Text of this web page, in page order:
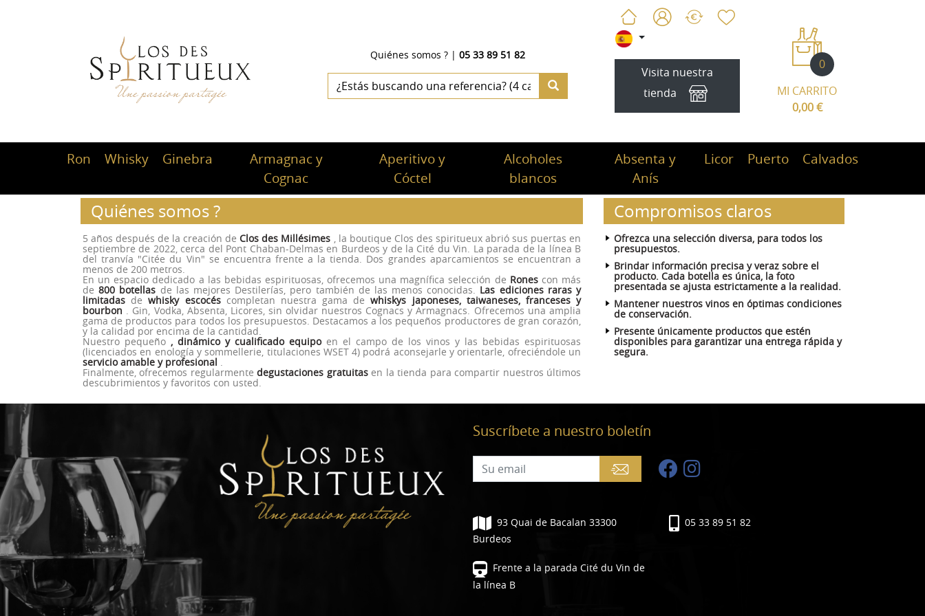
Visita nuestra
tienda
0
MI CARRITO
0,00 €
Quiénes somos ?| 05 33 89 51 82
Ron Whisky Ginebra
Armagnac y
Cognac
Aperitivo y
Cóctel
Alcoholes
blancos
Absenta y
Anís
Licor Puerto Calvados
Quiénes somos ?
5 años después de la creación deClos des Millésimes , la boutique Clos des spiritueux abrió sus puertas en
septiembre de 2022, cerca del Pont Chaban-Delmas en Burdeos y de la Cité du Vin. La parada de la línea B
del tranvía "Citée du Vin" se encuentra frente a la tienda. Dos grandes aparcamientos se encuentran a
menos de 200 metros.
En un espacio dedicado a las bebidas espirituosas, ofrecemos una magnífica selección de Ronescon más
de800 botellas de las mejores Destilerías, pero también de las menos conocidas. Las ediciones raras y
limitadas dewhisky escocéscompletan nuestra gama dewhiskys japoneses, taiwaneses, franceses y
bourbon . Gin, Vodka, Absenta, Licores, sin olvidar nuestros Cognacs y Armagnacs. Ofrecemos una amplia
gama de productos para todos los presupuestos. Destacamos a los pequeños productores de gran corazón,
y la calidad por encima de la cantidad.
Nuestro pequeño , dinámico y cualificado equipoen el campo de los vinos y las bebidas espirituosas
(licenciados en enología y sommellerie, titulaciones WSET 4) podrá aconsejarle y orientarle, ofreciéndole un
servicio amable y profesional .
Finalmente, ofrecemos regularmentedegustaciones gratuitasen la tienda para compartir nuestros últimos
descubrimientos y favoritos con usted.
Compromisos claros
Ofrezca una selección diversa, para todos los
presupuestos.
Brindar información precisa y veraz sobre el
producto. Cada botella es única, la foto
presentada se ajusta estrictamente a la realidad.
Mantener nuestros vinos en óptimas condiciones
de conservación.
Presente únicamente productos que estén
disponibles para garantizar una entrega rápida y
segura.
Suscríbete a nuestro boletín
93 Quai de Bacalan 33300
Burdeos
Frente a la parada Cité du Vin de
la línea B
05 33 89 51 82